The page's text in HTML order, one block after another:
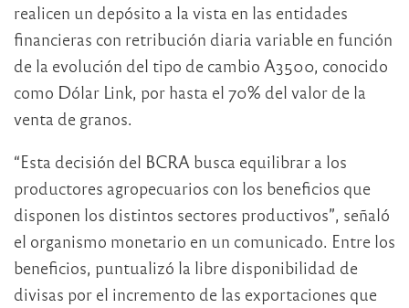
realicen un depósito a la vista en las entidades
financieras con retribución diaria variable en función
de la evolución del tipo de cambio A3500, conocido
como Dólar Link, por hasta el 70% del valor de la
venta de granos.
“Esta decisión del BCRA busca equilibrar a los
productores agropecuarios con los beneficios que
disponen los distintos sectores productivos”, señaló
el organismo monetario en un comunicado. Entre los
beneficios, puntualizó la libre disponibilidad de
divisas por el incremento de las exportaciones que